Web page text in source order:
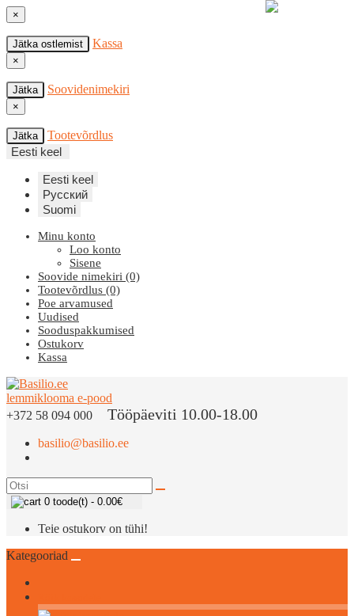
×
Jätka ostlemist Kassa
×
Jätka Soovidenimekiri
×
Jätka
Tootevõrdlus
Eesti keel
Eesti keel
Русский
Suomi
Minu konto
Loo konto
Sisene
Soovide nimekiri (0)
Tootevõrdlus (0)
Poe arvamused
Uudised
Sooduspakkumised
Ostukorv
Kassa
+372 58 094 000 Tööpäeviti 10.00-18.00
basilio@basilio.ee
0 toode(t) - 0.00€
Teie ostukorv on tühi!
Kategooriad